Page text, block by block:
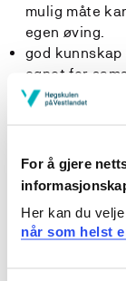
For å gjere
Her kan du
når som helst
mulig måte
egen øving.
god
egnet for
verktøy og
Studenten: